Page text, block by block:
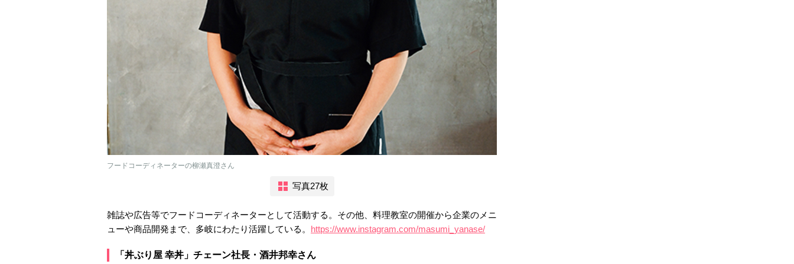
フードコーディネーターの柳瀬真澄さん
写真27枚
雑誌や広告等でフードコーディネーターとして活動する。その他、料理教室の開催から企業のメニ
ューや商品開発まで、多岐にわたり活躍している。 https://www.instagram.com/masumi_yanase/
「丼ぶり屋 幸丼」チェーン社長・酒井邦幸さん